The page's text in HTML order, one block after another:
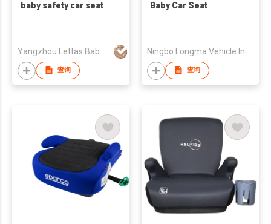
baby safety car seat
查询
Baby Car Seat
查询